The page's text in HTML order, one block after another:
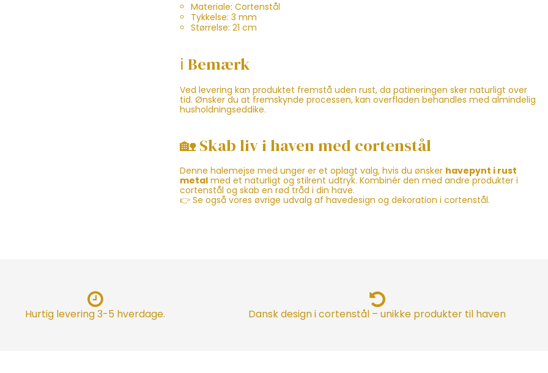
Materiale: Cortenstål
Tykkelse: 3 mm
Størrelse: 21 cm
ℹ️ Bemærk
Ved levering kan produktet fremstå uden rust, da patineringen sker naturligt over
tid. Ønsker du at fremskynde processen, kan overfladen behandles med almindelig
husholdningseddike.
🏡 Skab liv i haven med cortenstål
Denne halemejse med unger er et oplagt valg, hvis du ønsker havepynt i rust
metal med et naturligt og stilrent udtryk. Kombinér den med andre produkter i
cortenstål og skab en rød tråd i din have.
👉 Se også vores øvrige udvalg af havedesign og dekoration i cortenstål.
Hurtig levering 3-5 hverdage. Dansk design i cortenstål – unikke produkter til haven